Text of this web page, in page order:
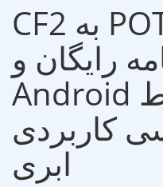
CF2 به POTM مبدل
رایگان و
Android رابط
کاربردی
ابری